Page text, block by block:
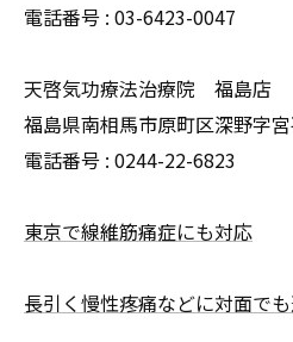
電話番号 : 03-6423-0047
天啓気功療法治療院 福島店
福島県南相馬市原町区深野字
電話番号 : 0244-22-6823
東京で線維筋痛症にも対応
長引く慢性疼痛などに対面で